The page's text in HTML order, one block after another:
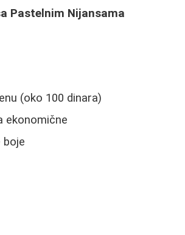
Pastelnim Nijansama
(oko 100 dinara)
ekonomične
boje